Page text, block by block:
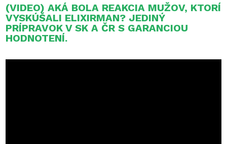
(VIDEO) AKÁ BOLA REAKCIA MUŽOV, KTORÍ
VYSKÚŠALI ELIXIRMAN? JEDINÝ
PRÍPRAVOK V SK A ČR S GARANCIOU
HODNOTENÍ.